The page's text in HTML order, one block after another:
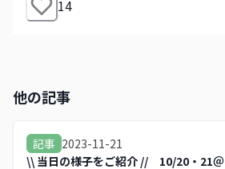
14
他の記事
記事 2023-11-21
\\ 当日の様子をご紹介 // 10/20・21＠